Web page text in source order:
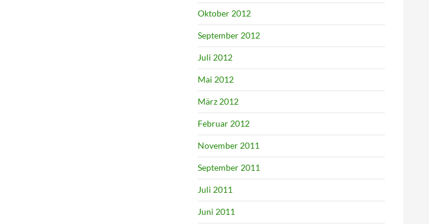
Oktober 2012
September 2012
Juli 2012
Mai 2012
März 2012
Februar 2012
November 2011
September 2011
Juli 2011
Juni 2011